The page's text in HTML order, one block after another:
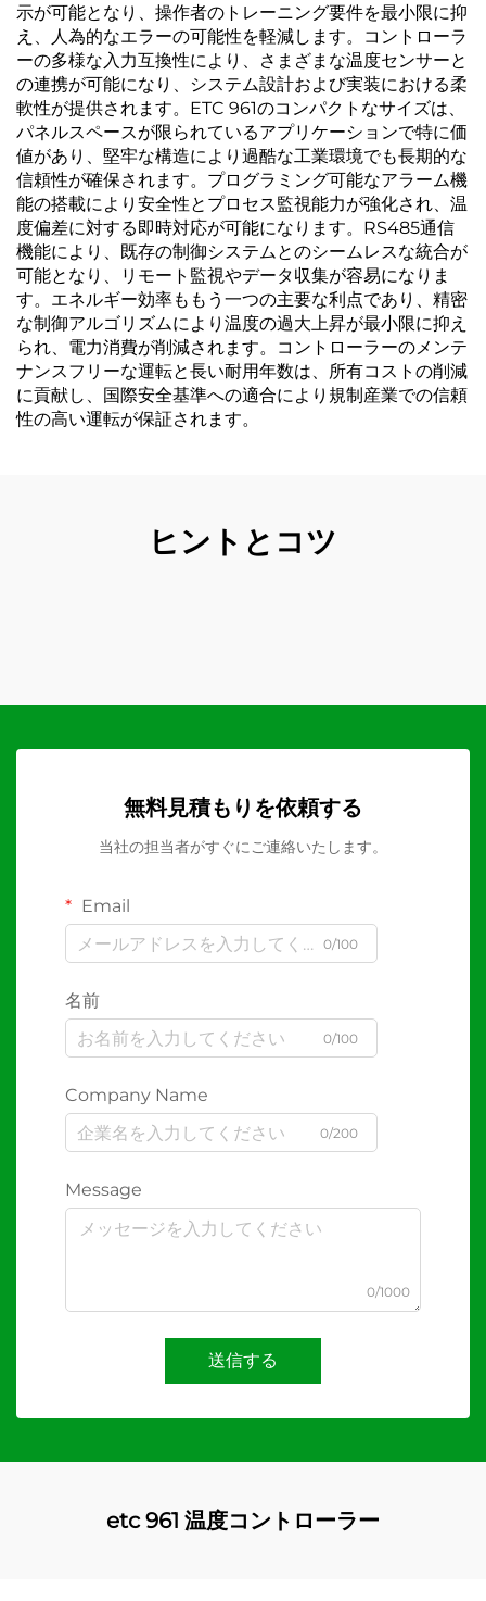
示が可能となり、操作者のトレーニング要件を最小限に抑
え、人為的なエラーの可能性を軽減します。コントローラ
ーの多様な入力互換性により、さまざまな温度センサーと
の連携が可能になり、システム設計および実装における柔
軟性が提供されます。ETC 961のコンパクトなサイズは、
パネルスペースが限られているアプリケーションで特に価
値があり、堅牢な構造により過酷な工業環境でも長期的な
信頼性が確保されます。プログラミング可能なアラーム機
能の搭載により安全性とプロセス監視能力が強化され、温
度偏差に対する即時対応が可能になります。RS485通信
機能により、既存の制御システムとのシームレスな統合が
可能となり、リモート監視やデータ収集が容易になりま
す。エネルギー効率ももう一つの主要な利点であり、精密
な制御アルゴリズムにより温度の過大上昇が最小限に抑え
られ、電力消費が削減されます。コントローラーのメンテ
ナンスフリーな運転と長い耐用年数は、所有コストの削減
に貢献し、国際安全基準への適合により規制産業での信頼
性の高い運転が保証されます。
ヒントとコツ
無料見積もりを依頼する
当社の担当者がすぐにご連絡いたします。
Email
0/100
名前
0/100
Company Name
0/200
Message
0/1000
送信する
etc 961 温度コントローラー